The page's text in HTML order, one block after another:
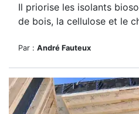
Il priorise les isolants
de bois, la cellulose et le
Par : André Fauteux